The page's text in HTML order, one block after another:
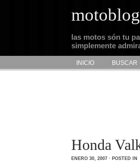
las motos són tu
simplemente
INICIO BUSCAR
Honda
ENERO 30, 2007 · POSTED IN